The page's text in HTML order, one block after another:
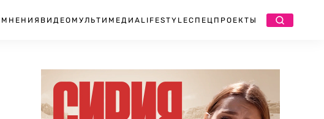
МНЕНИЯ ВИДЕО МУЛЬТИМЕДИА LIFESTYLEСПЕЦПРОЕКТЫ